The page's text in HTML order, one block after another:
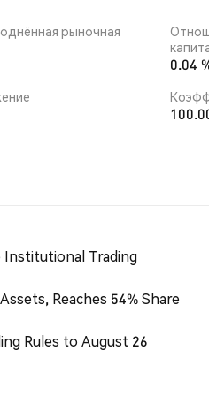
рыночная
0.04
Institutional Trading
Reaches 54% Share
Rules to August 26